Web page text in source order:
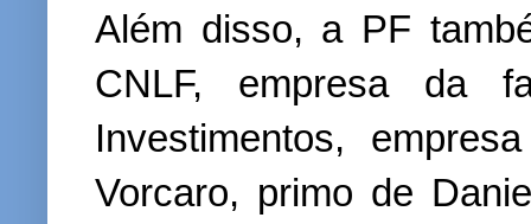
Além disso, a PF
CNLF, empresa da
Investimentos,
Vorcaro, primo de